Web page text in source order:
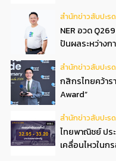
สํานักข่าวสับปะรด
NER อวด
ปันผลระหว่างก
สํานักข่าวสับปะรด
กสิกรไทยคว้าร
Award”
สํานักข่าวสับปะรด
ไทยพาณิชย์ ปร
เคลื่อนไหวในก